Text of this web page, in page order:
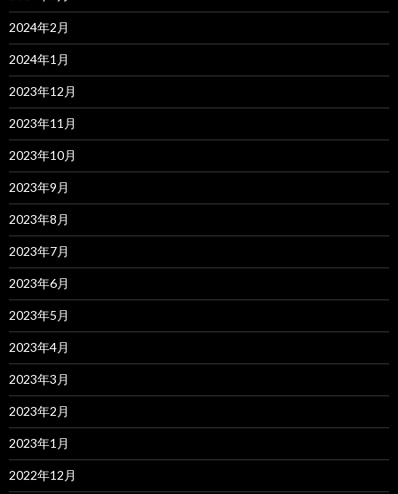
2024年2月
2024年1月
2023年12月
2023年11月
2023年10月
2023年9月
2023年8月
2023年7月
2023年6月
2023年5月
2023年4月
2023年3月
2023年2月
2023年1月
2022年12月